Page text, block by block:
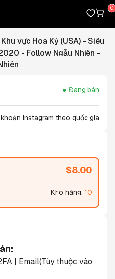
vực Hoa Kỳ (USA) - Siêu
- Follow Ngẫu Nhiên -
Đang bán
khoản Instagram theo quốc gia
$8.00
Kho hàng: 10
| Email(Tùy thuộc vào